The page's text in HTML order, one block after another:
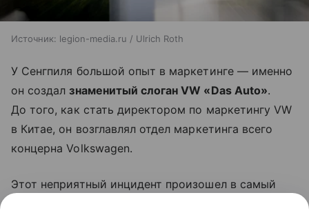
Источник: legion-media.ru / Ulrich Roth
У Сенгпиля большой опыт в маркетинге — именно
он создалзнаменитый слоган VW «Das Auto».
До того, как стать директором по маркетингу VW
в Китае, он возглавлял отдел маркетинга всего
концерна Volkswagen.
Этот неприятный инцидент произошел в самый